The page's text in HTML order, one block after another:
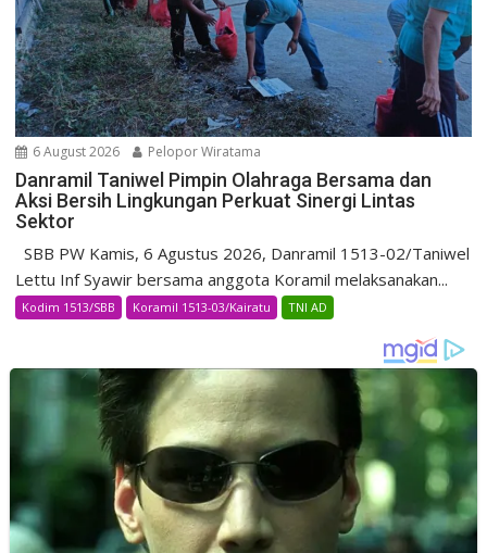
6 August 2026 Pelopor Wiratama
Danramil Taniwel Pimpin Olahraga Bersama dan
Aksi Bersih Lingkungan Perkuat Sinergi Lintas
Sektor
SBB PW Kamis, 6 Agustus 2026, Danramil 1513-02/Taniwel
Lettu Inf Syawir bersama anggota Koramil melaksanakan...
Kodim 1513/SBB Koramil 1513-03/Kairatu TNI AD